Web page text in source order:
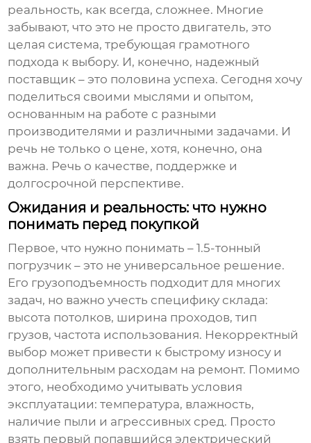
реальность, как всегда, сложнее. Многие
забывают, что это не просто двигатель, это
целая система, требующая грамотного
подхода к выбору. И, конечно, надежный
поставщик – это половина успеха. Сегодня хочу
поделиться своими мыслями и опытом,
основанным на работе с разными
производителями и различными задачами. И
речь не только о цене, хотя, конечно, она
важна. Речь о качестве, поддержке и
долгосрочной перспективе.
Ожидания и реальность: что нужно
понимать перед покупкой
Первое, что нужно понимать – 1.5-тонный
погрузчик – это не универсальное решение.
Его грузоподъемность подходит для многих
задач, но важно учесть специфику склада:
высота потолков, ширина проходов, тип
грузов, частота использования. Некорректный
выбор может привести к быстрому износу и
дополнительным расходам на ремонт. Помимо
этого, необходимо учитывать условия
эксплуатации: температура, влажность,
наличие пыли и агрессивных сред. Просто
взять первый попавшийсяэлектрический